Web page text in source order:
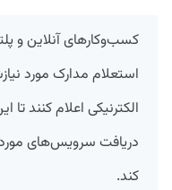
کسب‌وکارهای آنلاین و
استعلام مدارک مورد
الکترنیکی اعلام کنند تا
دریافت سرویس‌های مورد
کند.